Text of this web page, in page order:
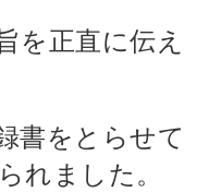
を正直に伝え
書をとらせて
れました。